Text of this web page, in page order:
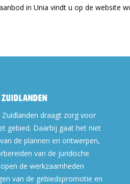
in Unia vindt u op de website
draagt zorg voor
gebied. Daarbij gaat het niet
de plannen en ontwerpen,
van de juridische
de werkzaamheden
van de gebiedspromotie en